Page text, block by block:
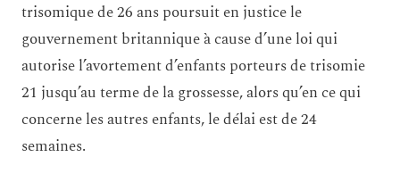
trisomique de 26 ans poursuit en justice le
gouvernement britannique à cause d’une loi qui
autorise l’avortement d’enfants porteurs de trisomie
21 jusqu’au terme de la grossesse, alors qu’en ce qui
concerne les autres enfants, le délai est de 24
semaines.